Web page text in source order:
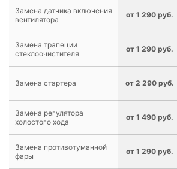
Замена датчика включения
вентилятора
от 1 290 руб.
Замена трапеции
стеклоочистителя
от 1 290 руб.
Замена стартера от 2 290 руб.
Замена регулятора
холостого хода
от 1 490 руб.
Замена противотуманной
фары
от 1 290 руб.